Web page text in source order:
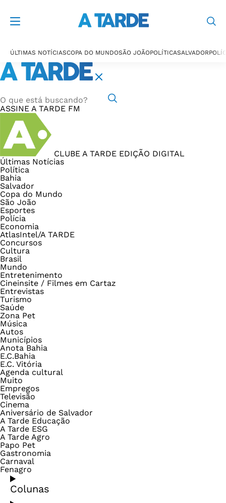
ÚLTIMAS NOTÍCIASCOPA DO MUNDOSÃO JOÃOPOLÍTICASALVADOR
ASSINE A TARDE FM
CLUBE A TARDE EDIÇÃO DIGITAL
Últimas Notícias
Política
Bahia
Salvador
Copa do Mundo
São João
Esportes
Polícia
Economia
AtlasIntel/A TARDE
Concursos
Cultura
Brasil
Mundo
Entretenimento
Cineinsite / Filmes em Cartaz
Entrevistas
Turismo
Saúde
Zona Pet
Música
Autos
Municípios
Anota Bahia
E.C.Bahia
E.C. Vitória
Agenda cultural
Muito
Empregos
Televisão
Cinema
Aniversário de Salvador
A Tarde Educação
A Tarde ESG
A Tarde Agro
Papo Pet
Gastronomia
Carnaval
Fenagro
Colunas